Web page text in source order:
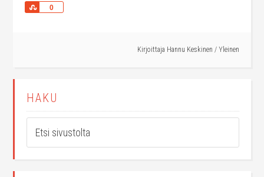
0
Share
Kirjoittaja Hannu Keskinen / Yleinen
HAKU